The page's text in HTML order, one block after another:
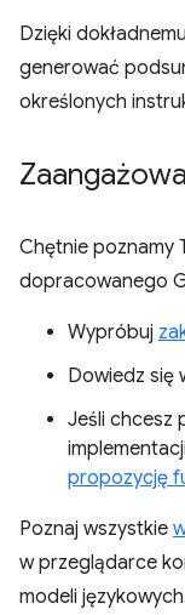
Dzięki
generować
określonych
Chętnie poznamy
dopracowanego
Wypróbuj
Dowiedz się
Jeśli chcesz
propozycję
Poznaj wszystkie
w przeglądarce
modeli